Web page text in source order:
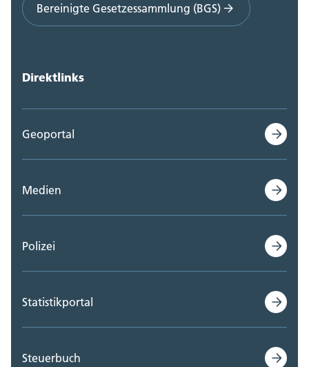
Bereinigte Gesetzessammlung (BGS)
Direktlinks
Geoportal
Medien
Polizei
Statistikportal
Steuerbuch